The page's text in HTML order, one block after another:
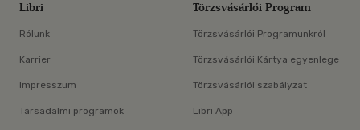
Libri
Rólunk
Karrier
Impresszum
Társadalmi programok
Törzsvásárlói Program
Törzsvásárlói Programunkról
Törzsvásárlói Kártya egyenlege
Törzsvásárlói szabályzat
Libri App